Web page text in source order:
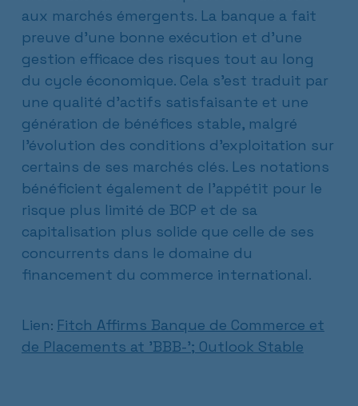
aux marchés émergents. La banque a fait
preuve d’une bonne exécution et d’une
gestion efficace des risques tout au long
du cycle économique. Cela s’est traduit par
une qualité d’actifs satisfaisante et une
génération de bénéfices stable, malgré
l’évolution des conditions d’exploitation sur
certains de ses marchés clés. Les notations
bénéficient également de l’appétit pour le
risque plus limité de BCP et de sa
capitalisation plus solide que celle de ses
concurrents dans le domaine du
financement du commerce international.
Lien: Fitch Affirms Banque de Commerce et
de Placements at 'BBB-'; Outlook Stable